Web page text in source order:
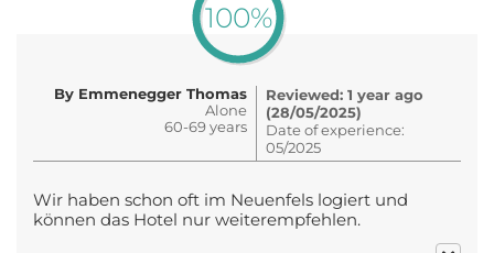
100%
By Emmenegger Thomas
Alone
60-69 years
Reviewed: 1 year ago
(28/05/2025)
Date of experience:
05/2025
Wir haben schon oft im Neuenfels logiert und
können das Hotel nur weiterempfehlen.